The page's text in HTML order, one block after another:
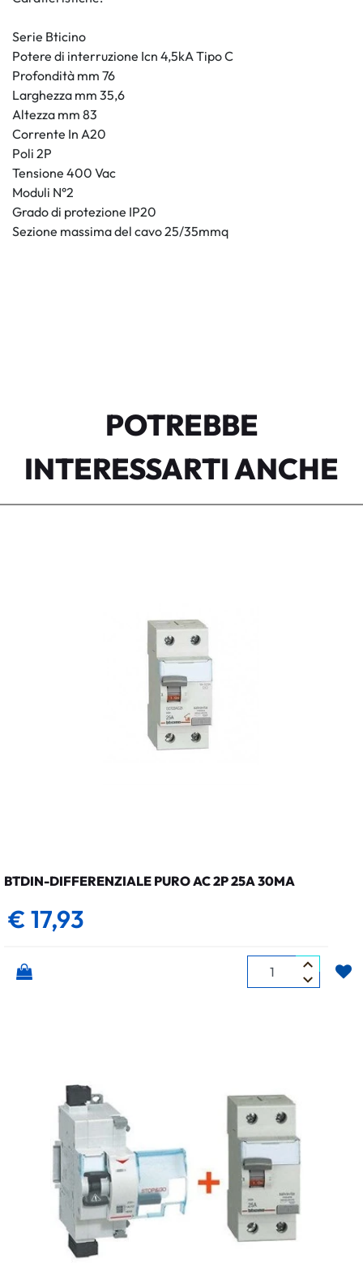
Serie Bticino
Potere di interruzione Icn 4,5kA Tipo C
Profondità mm 76
Larghezza mm 35,6
Altezza mm 83
Corrente In A20
Poli 2P
Tensione 400 Vac
Moduli N°2
Grado di protezione IP20
Sezione massima del cavo 25/35mmq
POTREBBE
INTERESSARTI ANCHE
BTDIN-DIFFERENZIALE PURO AC 2P 25A 30MA
€ 17,93
Quantità